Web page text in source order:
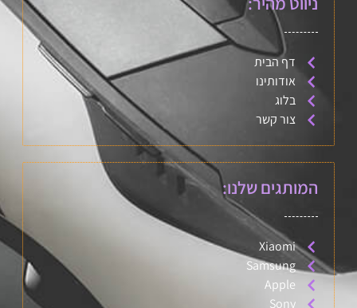
דף הבית
אודותינו
בלוג
צור קשר
המותגים שלנו:
Xiaomi
Samsung
Apple
Sony